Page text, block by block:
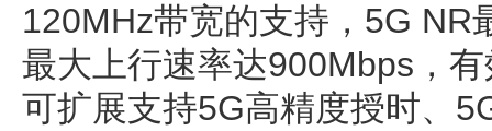
120MHz带宽的支持，5G NR
最大上行速率达900Mbps，
可扩展支持5G高精度授时、